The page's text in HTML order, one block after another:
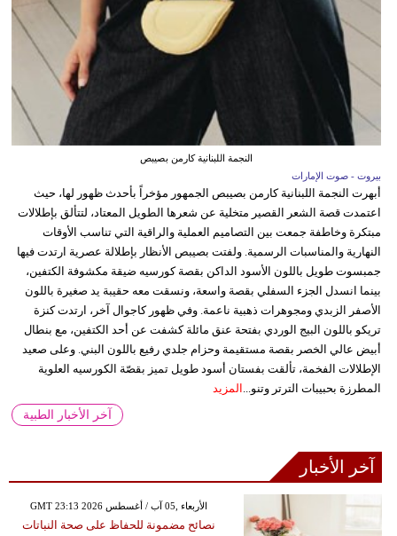
النجمة اللبنانية كارمن بصيبص
بيروت - صوت الإمارات
أبهرت النجمة اللبنانية كارمن بصيبص الجمهور مؤخراً بأحدث ظهور لها، حيث
اعتمدت قصة الشعر القصير متخلية عن شعرها الطويل المعتاد، لتتألق بإطلالات
مبتكرة وخاطفة جمعت بين التصاميم العملية والراقية التي تناسب الأوقات
النهارية والمناسبات الرسمية. ولفتت بصيبص الأنظار بإطلالة عصرية ارتدت فيها
جمبسوت طويل باللون الأسود الداكن بقصة كورسيه ضيقة مكشوفة الكتفين،
بينما انسدل الجزء السفلي بقصة واسعة، ونسقت معه حقيبة يد صغيرة باللون
الأصفر الزبدي ومجوهرات ذهبية ناعمة. وفي ظهور كاجوال آخر، ارتدت كنزة
تريكو باللون البيج الوردي بفتحة عنق مائلة كشفت عن أحد الكتفين، مع بنطال
أبيض عالي الخصر بقصة مستقيمة وحزام جلدي رفيع باللون البني. وعلى صعيد
الإطلالات الفخمة، تألقت بفستان أسود طويل تميز بقصّة الكورسيه العلوية
المطرزة بحبيبات الترتر وتنو... المزيد
آخر الأخبار الطبية
آخر الأخبار
GMT 23:13 2026 الأربعاء ,05 آب / أغسطس
نصائح مضمونة للحفاظ على صحة النباتات